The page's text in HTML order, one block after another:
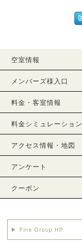
空室情報
メンバーズ様入口
料金・客室情報
料金シミュレーション
アクセス情報・地図
アンケート
クーポン
Fine Group HP